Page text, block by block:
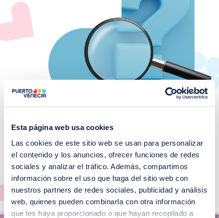
Esta página web usa cookies
Las cookies de este sitio web se usan para personalizar
el contenido y los anuncios, ofrecer funciones de redes
sociales y analizar el tráfico. Además, compartimos
información sobre el uso que haga del sitio web con
nuestros partners de redes sociales, publicidad y análisis
web, quienes pueden combinarla con otra información
que les haya proporcionado o que hayan recopilado a
¡No te pierdas nuestros
EVENTOS!
Ver todos >